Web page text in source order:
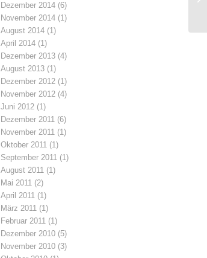
Dezember 2014 (6)
November 2014 (1)
August 2014 (1)
April 2014 (1)
Dezember 2013 (4)
August 2013 (1)
Dezember 2012 (1)
November 2012 (4)
Juni 2012 (1)
Dezember 2011 (6)
November 2011 (1)
Oktober 2011 (1)
September 2011 (1)
August 2011 (1)
Mai 2011 (2)
April 2011 (1)
März 2011 (1)
Februar 2011 (1)
Dezember 2010 (5)
November 2010 (3)